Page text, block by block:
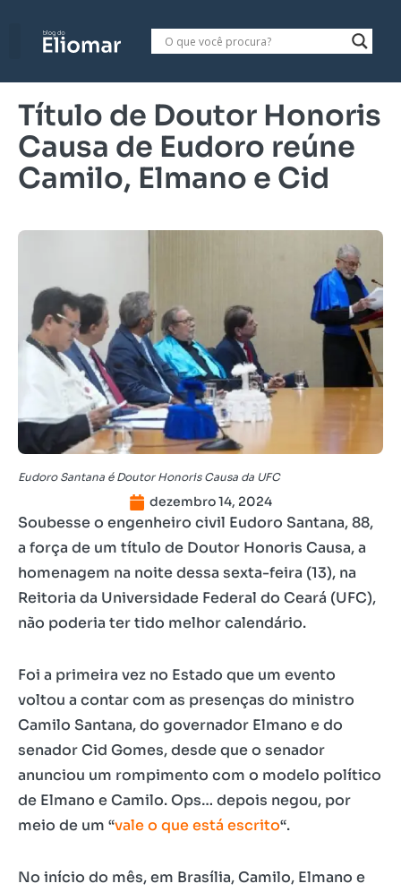
Título de Doutor Honoris
Causa de Eudoro reúne
Camilo, Elmano e Cid
Eudoro Santana é Doutor Honoris Causa da UFC
dezembro 14, 2024
Soubesse o engenheiro civil Eudoro Santana, 88,
a força de um título de Doutor Honoris Causa, a
homenagem na noite dessa sexta-feira (13), na
Reitoria da Universidade Federal do Ceará (UFC),
não poderia ter tido melhor calendário.
Foi a primeira vez no Estado que um evento
voltou a contar com as presenças do ministro
Camilo Santana, do governador Elmano e do
senador Cid Gomes, desde que o senador
anunciou um rompimento com o modelo político
de Elmano e Camilo. Ops… depois negou, por
meio de um “vale o que está escrito“.
No início do mês, em Brasília, Camilo, Elmano e